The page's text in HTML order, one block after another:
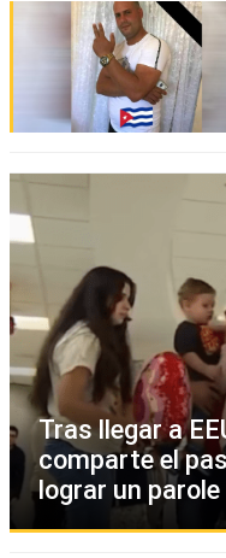
Tras llegar a
comparte el
lograr un